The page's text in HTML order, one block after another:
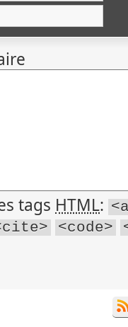
tags HTML:
<code>